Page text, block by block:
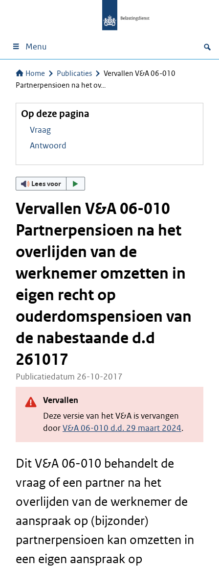
Menu
Home Publicaties
Vervallen V&A 06-010
Partnerpensioen na het ov…
Op deze pagina
Vraag
Antwoord
Lees voor
Vervallen V&A 06-010
Partnerpensioen na het
overlijden van de
werknemer omzetten in
eigen recht op
ouderdomspensioen van
de nabestaande d.d
261017
Publicatiedatum 26-10-2017
Vervallen
Deze versie van het V&A is vervangen
doorV&A 06-010 d.d. 29 maart 2024.
Dit V&A 06-010 behandelt de
vraag of een partner na het
overlijden van de werknemer de
aanspraak op (bijzonder)
partnerpensioen kan omzetten in
een eigen aanspraak op